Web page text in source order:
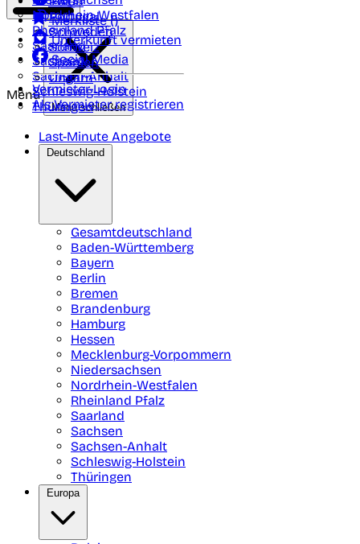
Nordrhein-Westfalen
Rheinland Pfalz
Saarland
Sachsen
Sachsen-Anhalt
Schleswig-Holstein
Thüringen
Portugal
Schweden
Schweiz
Spanien
Ungarn
Merkliste ()
Unterkunft vermieten
Social Media
Vermieter-Login
Als Vermieter registrieren
Menü
Menü schließen
Last-Minute Angebote
Deutschland
Gesamtdeutschland
Baden-Württemberg
Bayern
Berlin
Bremen
Brandenburg
Hamburg
Hessen
Mecklenburg-Vorpommern
Niedersachsen
Nordrhein-Westfalen
Rheinland Pfalz
Saarland
Sachsen
Sachsen-Anhalt
Schleswig-Holstein
Thüringen
Europa